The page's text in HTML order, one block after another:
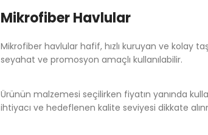
Mikrofiber Havlular
Mikrofiber havlular hafif, hızlı kuruyan ve kolay
seyahat ve promosyon amaçlı kullanılabilir.
Ürünün malzemesi seçilirken fiyatın yanında
ihtiyacı ve hedeflenen kalite seviyesi dikkate